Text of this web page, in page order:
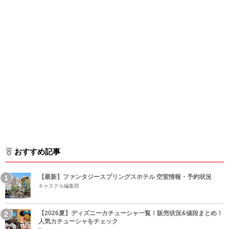
おすすめ記事
【最新】ファンタジースプリングスホテル 空室情報・予約状況
キャステル編集部
【2026夏】ディズニーカチューシャ一覧！販売状況&値段まとめ！
人気カチューシャをチェック